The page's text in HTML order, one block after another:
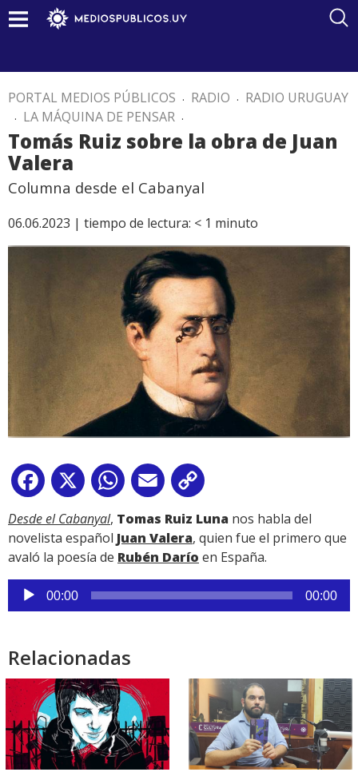
PORTAL MEDIOS PÚBLICOS . RADIO . RADIO URUGUAY
. LA MÁQUINA DE PENSAR .
Tomás Ruiz sobre la obra de Juan
Valera
Columna desde el Cabanyal
06.06.2023 | tiempo de lectura: < 1 minuto
Facebook
X WhatsApp
Email
Link
Desde el Cabanyal, Tomas Ruiz Luna nos habla del
novelista español Juan Valera, quien fue el primero que
avaló la poesía de Rubén Darío en España.
Reproductor
de
00:00 00:00
Relacionadas